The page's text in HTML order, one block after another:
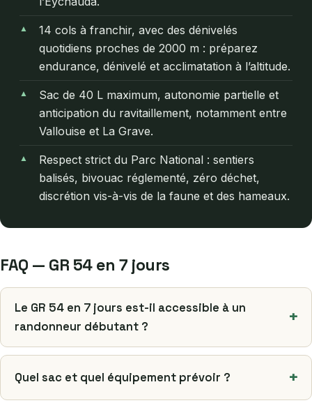
14 cols à franchir, avec des dénivelés
quotidiens proches de 2000 m : préparez
endurance, dénivelé et acclimatation à l’altitude.
Sac de 40 L maximum, autonomie partielle et
anticipation du ravitaillement, notamment entre
Vallouise et La Grave.
Respect strict du Parc National : sentiers
balisés, bivouac réglementé, zéro déchet,
discrétion vis-à-vis de la faune et des hameaux.
FAQ — GR 54 en 7 jours
Le GR 54 en 7 jours est-il accessible à un
randonneur débutant ?
Quel sac et quel équipement prévoir ?